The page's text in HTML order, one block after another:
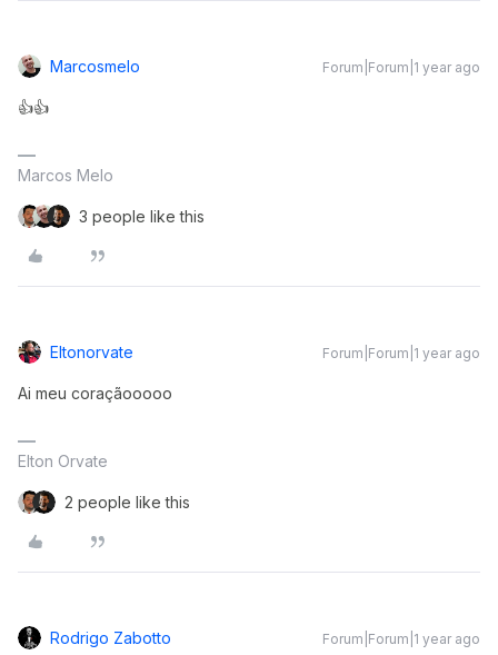
Marcosmelo Forum|Forum|1 year ago
👍👍
Marcos Melo
3 people like this
Eltonorvate Forum|Forum|1 year ago
Ai meu coraçãooooo
Elton Orvate
2 people like this
Rodrigo Zabotto Forum|Forum|1 year ago